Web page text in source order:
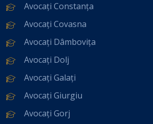
Avocați Constanța
Avocați Covasna
Avocați Dâmbovița
Avocați Dolj
Avocați Galați
Avocați Giurgiu
Avocați Gorj